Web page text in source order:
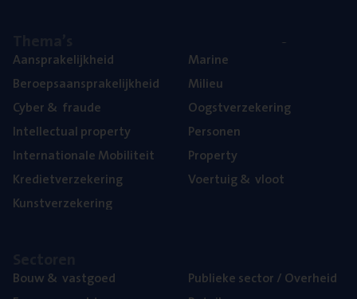
Aan­spra­ke­lijk­heid
Beroeps­aan­spra­ke­lijk­heid
Cyber& fraude
Intel­lec­tu­al property
Inter­na­ti­o­na­le Mobiliteit
Kre­diet­ver­ze­ke­ring
Kunst­ver­ze­ke­ring
Mari­ne
Mili­eu
Oogst­ver­ze­ke­ring
Per­so­nen
Pro­per­ty
Voer­tuig& vloot
Bouw& vastgoed
Publie­ke sec­tor / Overheid